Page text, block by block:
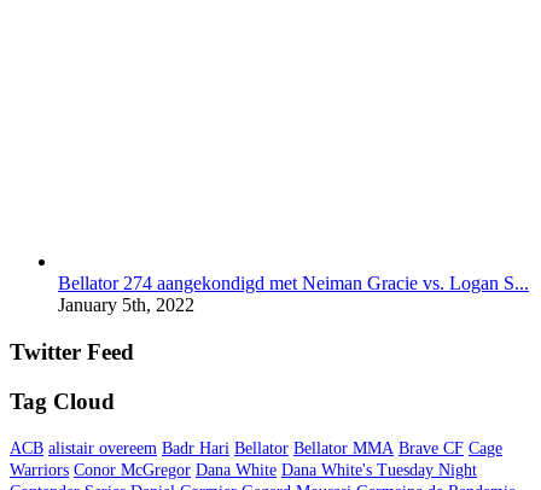
Bellator 274 aangekondigd met Neiman Gracie vs. Logan S...
January 5th, 2022
Twitter Feed
Tag Cloud
ACB alistair overeem Badr Hari Bellator Bellator MMA Brave CF Cage
Warriors Conor McGregor Dana White Dana White's Tuesday Night